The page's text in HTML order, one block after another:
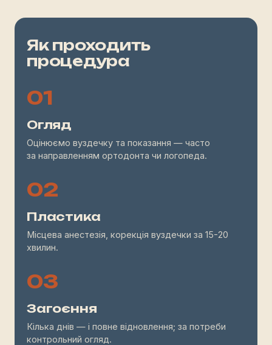
Як проходить
процедура
01
Огляд
Оцінюємо вуздечку та показання — часто
за направленням ортодонта чи логопеда.
02
Пластика
Місцева анестезія, корекція вуздечки за 15-20
хвилин.
03
Загоєння
Кілька днів — і повне відновлення; за потреби
контрольний огляд.